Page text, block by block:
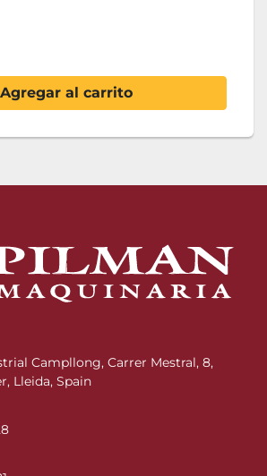
Agregar al carrito
Campllong, Carrer Mestral, 8,
Lleida, Spain